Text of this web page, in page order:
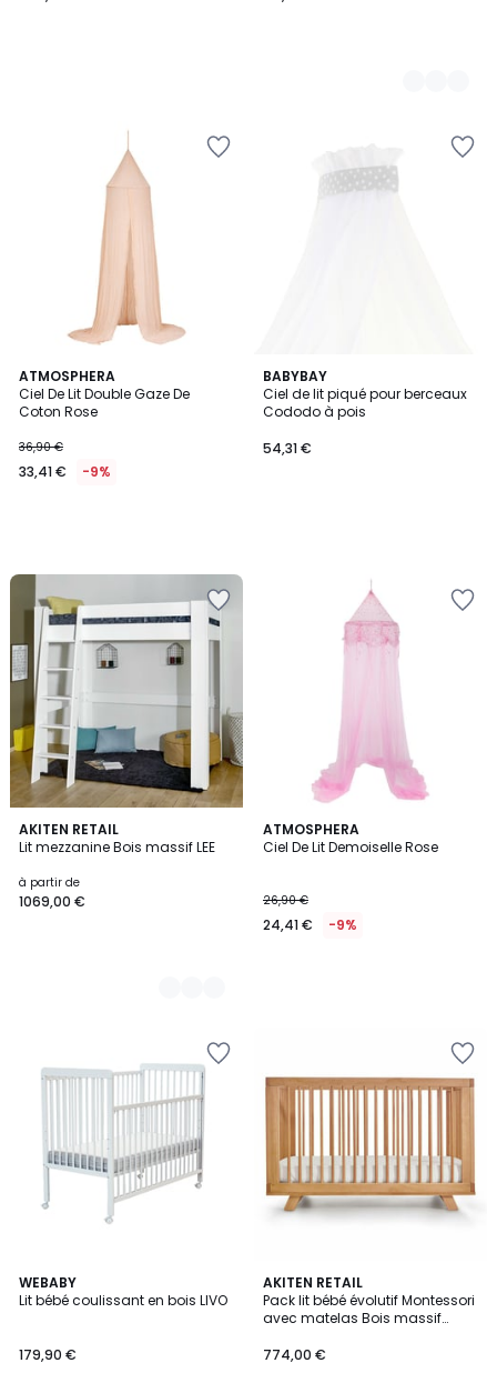
ATMOSPHERA
Ciel De Lit Double Gaze De
Coton Rose
36,90 €
33,41 € -9%
BABYBAY
Ciel de lit piqué pour berceaux
Cododo à pois
54,31 €
AKITEN RETAIL
Lit mezzanine Bois massif LEE
à partir de
1069,00 €
3
Couleurs
ATMOSPHERA
Ciel De Lit Demoiselle Rose
26,90 €
24,41 € -9%
WEBABY
Lit bébé coulissant en bois LIVO
179,90 €
2
Couleurs
AKITEN RETAIL
Pack lit bébé évolutif Montessori
avec matelas Bois massif
774,00 €